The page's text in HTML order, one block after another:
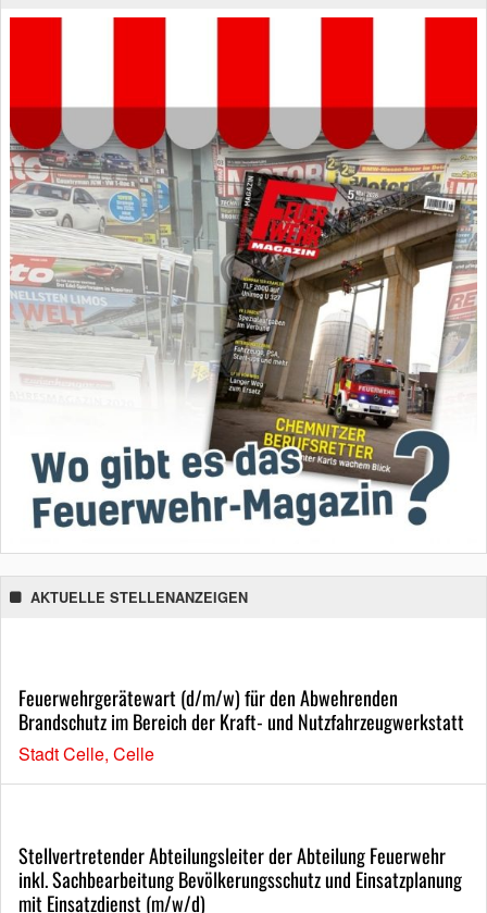
AKTUELLE STELLENANZEIGEN
Feuerwehrgerätewart (d/m/w) für den Abwehrenden
Brandschutz im Bereich der Kraft- und Nutzfahrzeugwerkstatt
Stadt Celle, Celle
Stellvertretender Abteilungsleiter der Abteilung Feuerwehr
inkl. Sachbearbeitung Bevölkerungsschutz und Einsatzplanung
mit Einsatzdienst (m/w/d)